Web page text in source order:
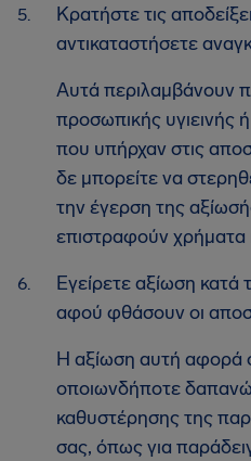
Κρατήστε τις
αντικαταστήσετε
Αυτά περιλαμβάνουν
προσωπικής υγιεινής
που υπήρχαν στις
δε μπορείτε να
την έγερση της
επιστραφούν χρήματα
Εγείρετε αξίωση κατά
αφού φθάσουν οι
Η αξίωση αυτή αφορά
οποιωνδήποτε
καθυστέρησης της
σας, όπως για